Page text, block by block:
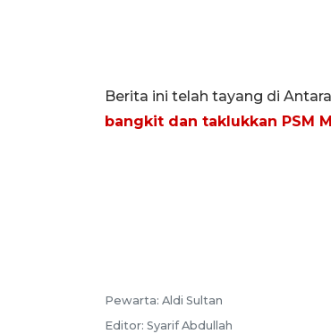
Berita ini telah tayang di
bangkit dan taklukkan PSM
Pewarta: Aldi Sultan
Editor: Syarif Abdullah